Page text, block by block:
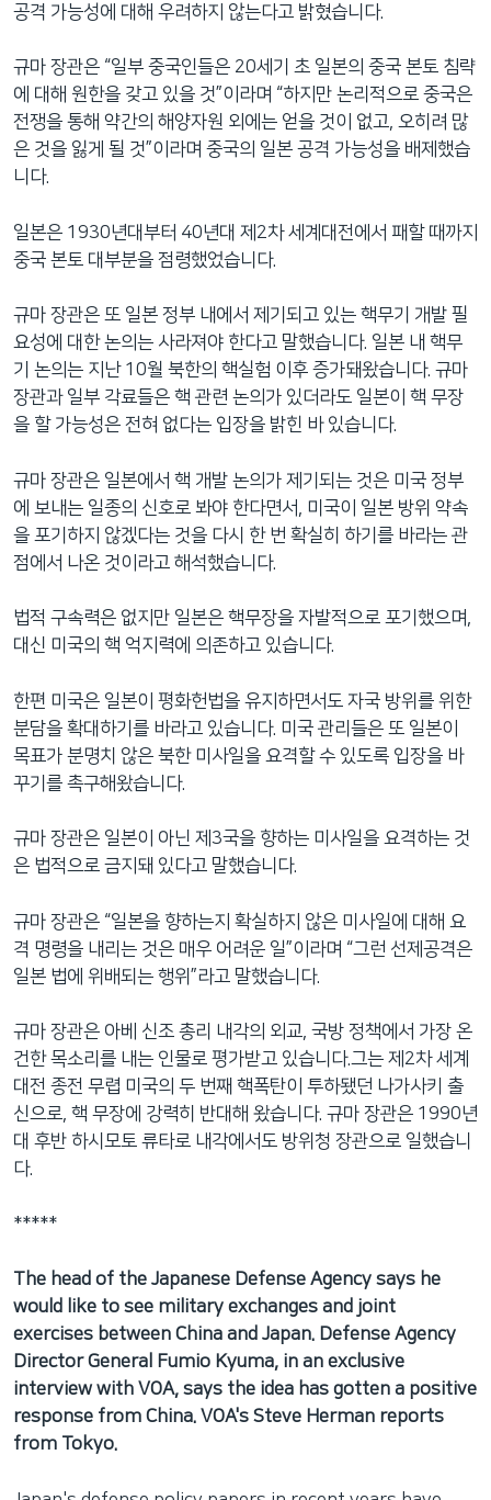
공격 가능성에 대해 우려하지 않는다고 밝혔습니다.
규마 장관은 “일부 중국인들은 20세기 초 일본의 중국 본토 침략
에 대해 원한을 갖고 있을 것”이라며 “하지만 논리적으로 중국은
전쟁을 통해 약간의 해양자원 외에는 얻을 것이 없고, 오히려 많
은 것을 잃게 될 것”이라며 중국의 일본 공격 가능성을 배제했습
니다.
일본은 1930년대부터 40년대 제2차 세계대전에서 패할 때까지
중국 본토 대부분을 점령했었습니다.
규마 장관은 또 일본 정부 내에서 제기되고 있는 핵무기 개발 필
요성에 대한 논의는 사라져야 한다고 말했습니다. 일본 내 핵무
기 논의는 지난 10월 북한의 핵실험 이후 증가돼왔습니다. 규마
장관과 일부 각료들은 핵 관련 논의가 있더라도 일본이 핵 무장
을 할 가능성은 전혀 없다는 입장을 밝힌 바 있습니다.
규마 장관은 일본에서 핵 개발 논의가 제기되는 것은 미국 정부
에 보내는 일종의 신호로 봐야 한다면서, 미국이 일본 방위 약속
을 포기하지 않겠다는 것을 다시 한 번 확실히 하기를 바라는 관
점에서 나온 것이라고 해석했습니다.
법적 구속력은 없지만 일본은 핵무장을 자발적으로 포기했으며,
대신 미국의 핵 억지력에 의존하고 있습니다.
한편 미국은 일본이 평화헌법을 유지하면서도 자국 방위를 위한
분담을 확대하기를 바라고 있습니다. 미국 관리들은 또 일본이
목표가 분명치 않은 북한 미사일을 요격할 수 있도록 입장을 바
꾸기를 촉구해왔습니다.
규마 장관은 일본이 아닌 제3국을 향하는 미사일을 요격하는 것
은 법적으로 금지돼 있다고 말했습니다.
규마 장관은 “일본을 향하는지 확실하지 않은 미사일에 대해 요
격 명령을 내리는 것은 매우 어려운 일”이라며 “그런 선제공격은
일본 법에 위배되는 행위”라고 말했습니다.
규마 장관은 아베 신조 총리 내각의 외교, 국방 정책에서 가장 온
건한 목소리를 내는 인물로 평가받고 있습니다.그는 제2차 세계
대전 종전 무렵 미국의 두 번째 핵폭탄이 투하됐던 나가사키 출
신으로, 핵 무장에 강력히 반대해 왔습니다. 규마 장관은 1990년
대 후반 하시모토 류타로 내각에서도 방위청 장관으로 일했습니
다.
*****
The head of the Japanese Defense Agency says he
would like to see military exchanges and joint
exercises between China and Japan. Defense Agency
Director General Fumio Kyuma, in an exclusive
interview with VOA, says the idea has gotten a positive
response from China. VOA's Steve Herman reports
from Tokyo.